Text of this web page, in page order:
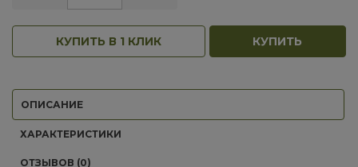
КУПИТЬ В 1 КЛИК КУПИТЬ
ОПИСАНИЕ
ХАРАКТЕРИСТИКИ
ОТЗЫВОВ (0)